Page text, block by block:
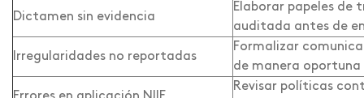
Dictamen sin evidencia
Elaborar papeles
auditada antes de
Irregularidades no reportadas
Formalizar
de manera oportuna
Revisar políticas